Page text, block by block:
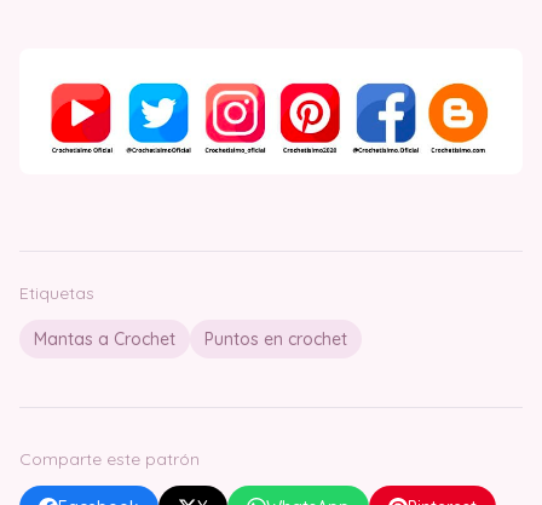
Etiquetas
Mantas a Crochet Puntos en crochet
Comparte este patrón